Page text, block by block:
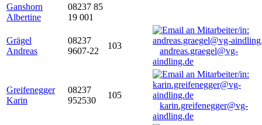
Ganshorn
Albertine
08237 85
19 001
Grägel
Andreas
08237
9607-22
103
andreas.graegel@vg-
aindling.de
Greifenegger
Karin
08237
952530
105
karin.greifenegger@vg-
aindling.de